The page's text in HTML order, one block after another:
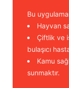
Bu
Hayvan
Çiftlik ve
bulaşıcı
Kamu
sunmaktır.